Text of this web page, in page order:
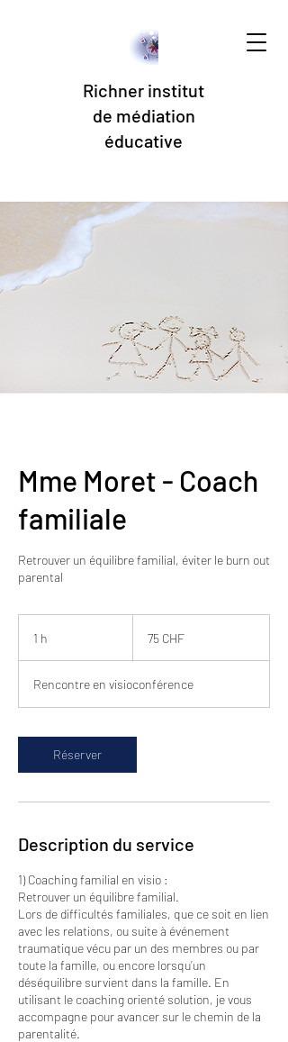
Richner institut
de médiation
éducative
Mme Moret - Coach
familiale
Retrouver un équilibre familial, éviter le burn out
parental
1 h
suisses
75 CHF
Rencontre en visioconférence
Réserver
Description du service
1) Coaching familial en visio :
Retrouver un équilibre familial.
Lors de difficultés familiales, que ce soit en lien
avec les relations, ou suite à événement
traumatique vécu par un des membres ou par
toute la famille, ou encore lorsqu’un
déséquilibre survient dans la famille. En
utilisant le coaching orienté solution, je vous
accompagne pour avancer sur le chemin de la
parentalité.